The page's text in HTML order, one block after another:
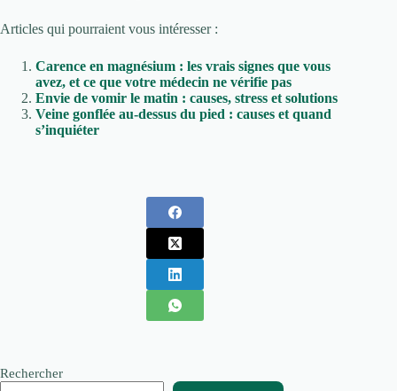
Articles qui pourraient vous intéresser :
Carence en magnésium : les vrais signes que vous
avez, et ce que votre médecin ne vérifie pas
Envie de vomir le matin : causes, stress et solutions
Veine gonflée au-dessus du pied : causes et quand
s’inquiéter
Rechercher